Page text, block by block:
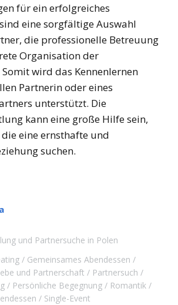
für ein erfolgreiches
eine sorgfältige Auswahl
die professionelle Betreuung
Organisation der
Somit wird das Kennenlernen
Partnerin oder eines
unterstützt. Die
kann eine große Hilfe sein,
eine ernsthafte und
suchen.
und Partnersuche in Polen
Gemeinsames Abendessen
und Partnerschaft
Partnersuch
Persönliche Begegnung
Romantik
Single-Event